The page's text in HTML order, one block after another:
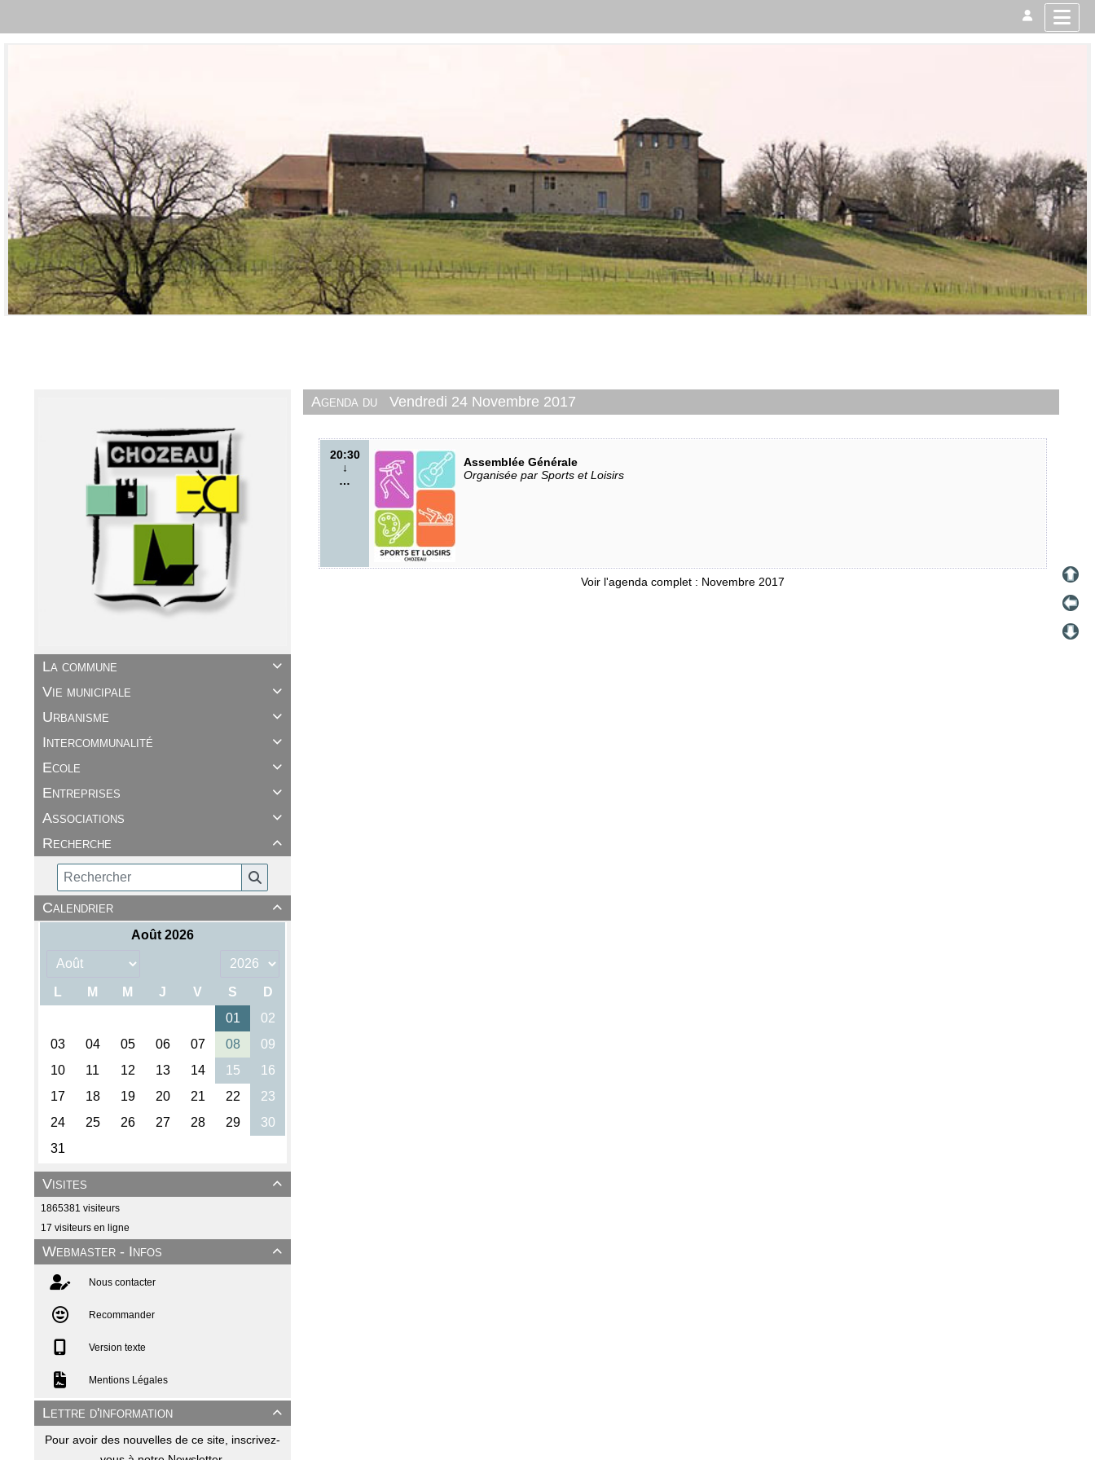

La commune

Vie municipale

Urbanisme

Intercommunalité

Ecole

Entreprises

Associations

Recherche

Calendrier

Visites
1865381 visiteurs
17 visiteurs en ligne

Webmaster - Infos
Nous contacter
Recommander
Version texte
Mentions Légales

Lettre d'information
Pour avoir des nouvelles de ce site, inscrivez-
Agenda du Vendredi 24 Novembre 2017
20:30
↓
…
Assemblée Générale
Organisée par Sports et Loisirs
Voir l'agenda complet : Novembre 2017